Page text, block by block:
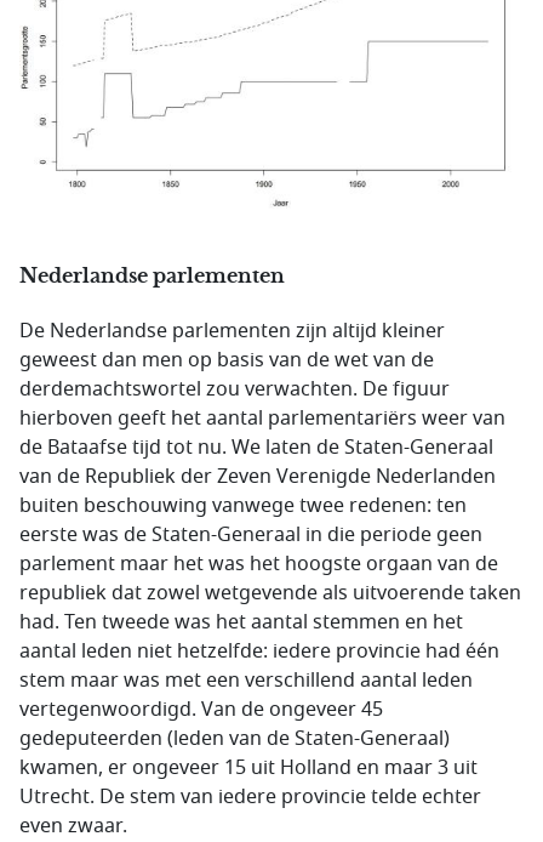
Nederlandse parlementen
De Nederlandse parlementen zijn altijd kleiner
geweest dan men op basis van de wet van de
derdemachtswortel zou verwachten. De figuur
hierboven geeft het aantal parlementariërs weer van
de Bataafse tijd tot nu. We laten de Staten-Generaal
van de Republiek der Zeven Verenigde Nederlanden
buiten beschouwing vanwege twee redenen: ten
eerste was de Staten-Generaal in die periode geen
parlement maar het was het hoogste orgaan van de
republiek dat zowel wetgevende als uitvoerende taken
had. Ten tweede was het aantal stemmen en het
aantal leden niet hetzelfde: iedere provincie had één
stem maar was met een verschillend aantal leden
vertegenwoordigd. Van de ongeveer 45
gedeputeerden (leden van de Staten-Generaal)
kwamen, er ongeveer 15 uit Holland en maar 3 uit
Utrecht. De stem van iedere provincie telde echter
even zwaar.